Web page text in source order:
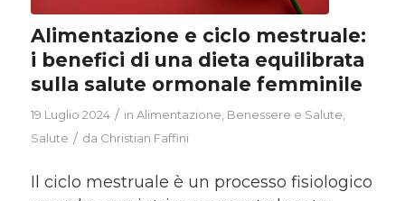
Alimentazione e ciclo mestruale:
i benefici di una dieta equilibrata
sulla salute ormonale femminile
19 Luglio 2024 / in Alimentazione Benessere e Salute
Salute / da Christian Faffini
Il ciclo mestruale è un processo fisiologico